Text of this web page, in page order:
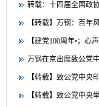
转载：十四届全国政
【转载】万钢：百年
【建党100周年•；
万钢在京出席致公党
【转载】致公党中央
【转载】致公党中央